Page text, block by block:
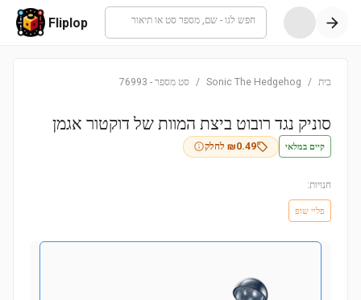
חפש לגו - שם, מספר סט או תיאור Fliplop
בית /
Sonic The Hedgehog
/ סט מספר -
76993
סוניק נגד רובוט ביצת המוות של דוקטור אגמן
קיים במלאי ₪0.49 לחלק
חנויות:
פליי שופ